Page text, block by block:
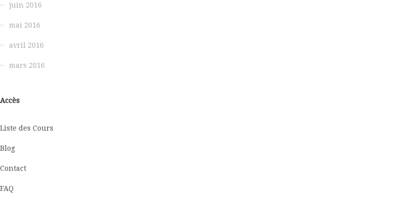
juin 2016
mai 2016
avril 2016
mars 2016
Accès
Liste des Cours
Blog
Contact
FAQ